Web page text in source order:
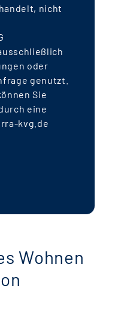
nicht
oder
genutzt.
Sie
eine
kvg.de
Wohnen